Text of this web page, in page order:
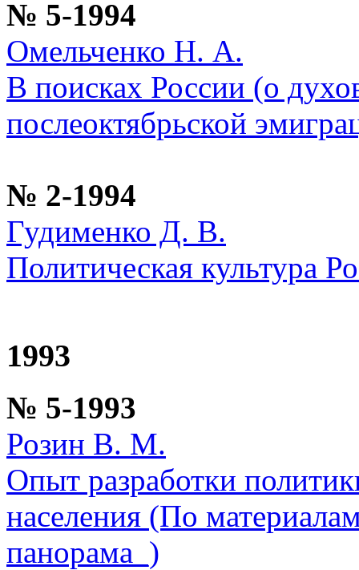
№ 5-1994
Омельченко Н. А.
В поисках России (о
послеоктябрьской
№ 2-1994
Гудименко Д. В.
Политическая культура
1993
№ 5-1993
Розин В. М.
Опыт разработки
населения (По
панорама_)